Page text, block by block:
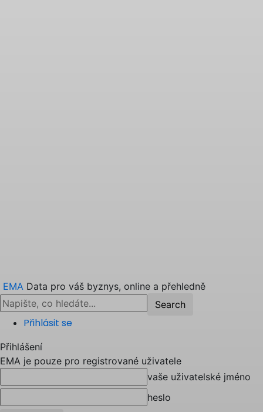
EMA Data pro váš byznys, online a přehledně
Přihlásit se
Přihlášení
EMA je pouze pro registrované uživatele
vaše uživatelské jméno
heslo